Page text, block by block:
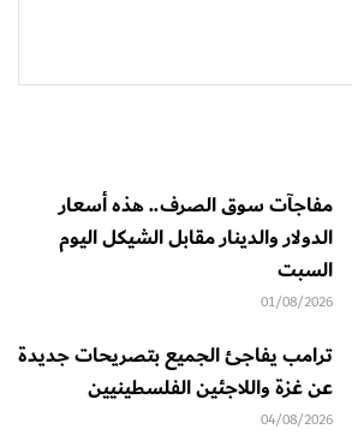
مفاجآت سوق الصرف.. هذه أسعار
الدولار والدينار مقابل الشيكل اليوم
السبت
01/08/2026
ترامب يفاجئ الجميع بتصريحات جديدة
عن غزة واللاجئين الفلسطينيين
04/08/2026